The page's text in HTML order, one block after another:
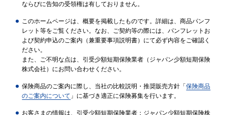
ならびに告知の受領権は有しておりません。
このホームページは、概要を掲載したものです。詳細は、商品パンフ
レット等をご覧ください。なお、ご契約等の際には、パンフレットお
よび契約申込のご案内（兼重要事項説明書）にて必ず内容をご確認く
ださい。
また、ご不明な点は、引受少額短期保険業者（ジャパン少額短期保険
株式会社）にお問い合わせください。
保険商品のご案内に際し、当社の比較説明・推奨販売方針「保険商品
のご案内について 」に基づき適正に保険募集を行います。
お客さまの情報は、引受少額短期保険業者：ジャパン少額短期保険株